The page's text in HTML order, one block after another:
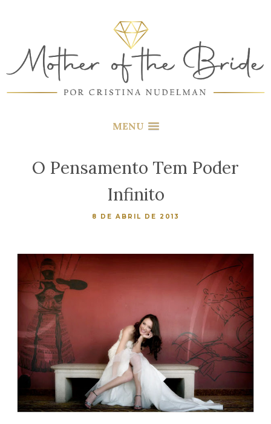
MENU
O Pensamento Tem Poder
Infinito
8 DE ABRIL DE 2013